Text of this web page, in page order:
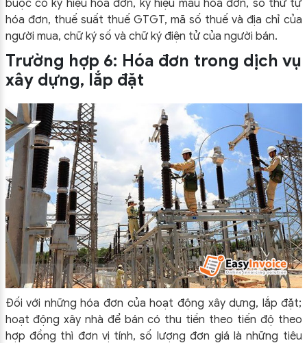
buộc có ký hiệu hóa đơn, ký hiệu mẫu hóa đơn, số thứ tự
hóa đơn, thuế suất thuế GTGT, mã số thuế và địa chỉ của
người mua, chữ ký số và chữ ký điện tử của người bán.
Trường hợp 6: Hóa đơn trong dịch vụ
xây dựng, lắp đặt
Đối với những hóa đơn của hoạt động xây dựng, lắp đặt;
hoạt động xây nhà để bán có thu tiền theo tiến độ theo
hợp đồng thì đơn vị tính, số lượng đơn giá là những tiêu